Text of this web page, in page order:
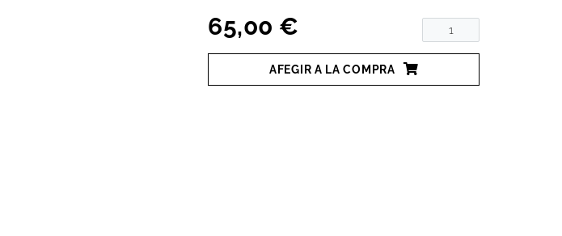
65,00 €
AFEGIR A LA COMPRA